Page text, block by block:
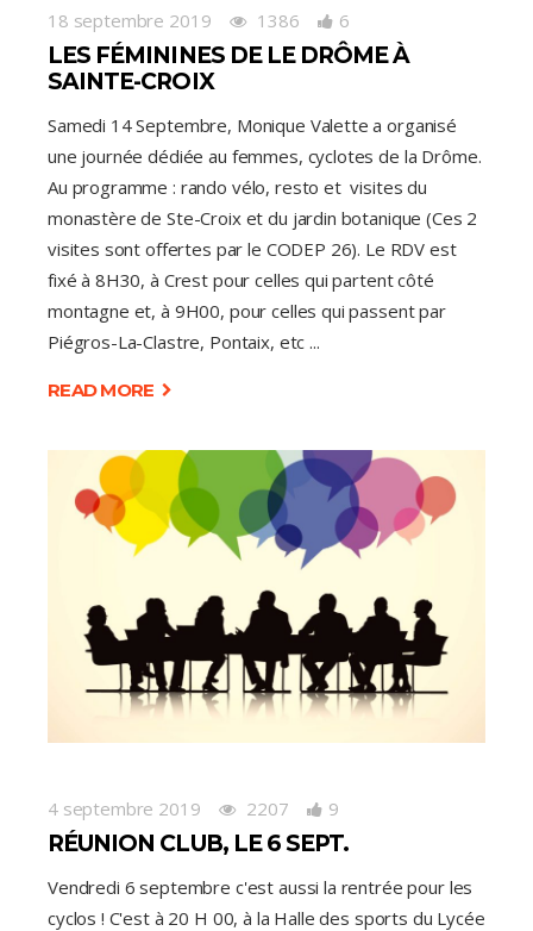
18 septembre 2019 1386 6
LES FÉMININES DE LE DRÔME À
SAINTE-CROIX
Samedi 14 Septembre, Monique Valette a organisé
une journée dédiée au femmes, cyclotes de la Drôme.
Au programme : rando vélo, resto et visites du
monastère de Ste-Croix et du jardin botanique (Ces 2
visites sont offertes par le CODEP 26). Le RDV est
fixé à 8H30, à Crest pour celles qui partent côté
montagne et, à 9H00, pour celles qui passent par
Piégros-La-Clastre, Pontaix, etc
READ MORE
4 septembre 2019 2207 9
RÉUNION CLUB, LE 6 SEPT.
Vendredi 6 septembre c'est aussi la rentrée pour les
cyclos ! C'est à 20 H 00, à la Halle des sports du Lycée